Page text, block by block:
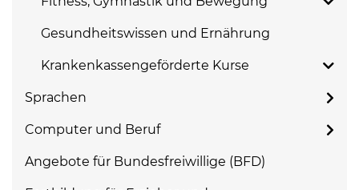
Gesundheitswissen und Ernährung
Krankenkassengeförderte Kurse
Sprachen
Computer und Beruf
Angebote für Bundesfreiwillige (BFD)